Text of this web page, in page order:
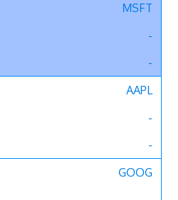
MSFT
-
-
AAPL
-
-
GOOG